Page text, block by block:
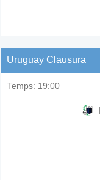
Uruguay Clausura
Temps: 19:00